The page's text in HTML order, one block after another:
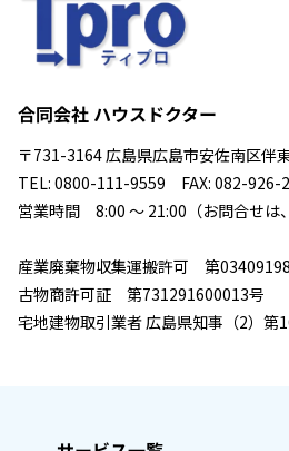
合同会社 ハウスドクター
〒731-3164 広島県広島市安佐南区伴
TEL: 0800-111-9559 FAX: 082-926-
営業時間 8:00 ～ 21:00（お問合せは
産業廃棄物収集運搬許可 第
古物商許可証 第731291600013号
宅地建物取引業者 広島県知事（2）第